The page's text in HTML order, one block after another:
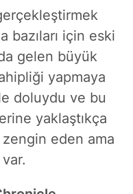
bazıları için eski
gelen büyük
yapmaya
doluydu ve bu
yaklaştıkça
zengin eden ama